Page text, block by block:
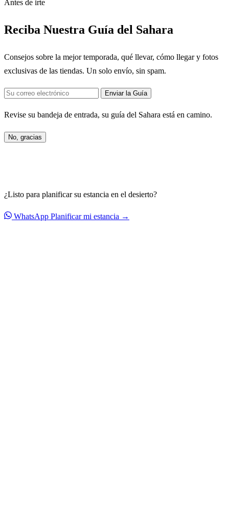
Antes de irte
Reciba Nuestra Guía del Sahara
Consejos sobre la mejor temporada, qué llevar, cómo llegar y fotos
exclusivas de las tiendas. Un solo envío, sin spam.
Enviar la Guía
Revise su bandeja de entrada, su guía del Sahara está en camino.
No, gracias
¿Listo para planificar su estancia en el desierto?
WhatsApp Planificar mi estancia →